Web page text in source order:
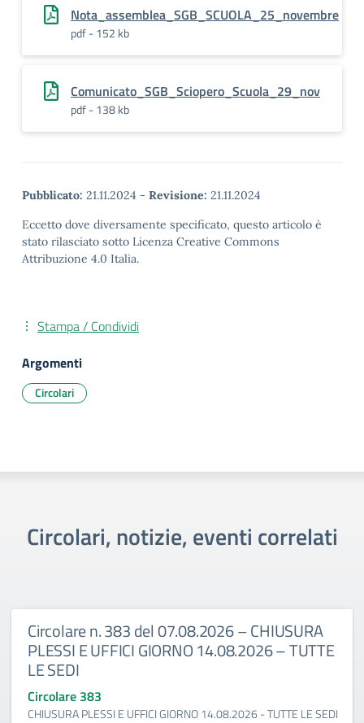
Nota_assemblea_SGB_SCUOLA_25_novembre
pdf - 152 kb
Comunicato_SGB_Sciopero_Scuola_29_nov
pdf - 138 kb
Pubblicato: 21.11.2024 - Revisione: 21.11.2024
Eccetto dove diversamente specificato, questo articolo è
stato rilasciato sotto Licenza Creative Commons
Attribuzione 4.0 Italia.
Stampa / Condividi
Argomenti
Circolari
Circolari, notizie, eventi correlati
Circolare n. 383 del 07.08.2026 – CHIUSURA
PLESSI E UFFICI GIORNO 14.08.2026 – TUTTE
LE SEDI
Circolare 383
CHIUSURA PLESSI E UFFICI GIORNO 14.08.2026 - TUTTE LE SEDI